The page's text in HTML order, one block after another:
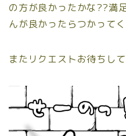
の方が良かったかな??満
んが良かったらつかってく
またリクエストお待ちして